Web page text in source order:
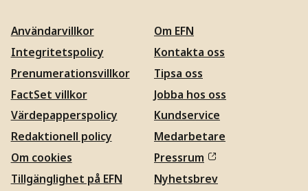
Användarvillkor
Integritetspolicy
Prenumerationsvillkor
FactSet villkor
Värdepapperspolicy
Redaktionell policy
Om cookies
Tillgänglighet på EFN
Om EFN
Kontakta oss
Tipsa oss
Jobba hos oss
Kundservice
Medarbetare
Pressrum
Nyhetsbrev